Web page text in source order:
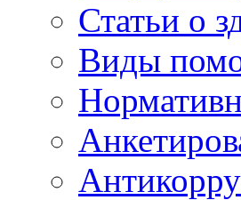
Статьи о
Виды